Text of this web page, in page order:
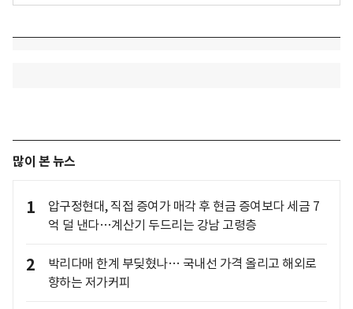
많이 본 뉴스
1
압구정현대, 직접 증여가 매각 후 현금 증여보다 세금 7
억 덜 낸다…계산기 두드리는 강남 고령층
2
박리다매 한계 부딪혔나… 국내선 가격 올리고 해외로
향하는 저가커피